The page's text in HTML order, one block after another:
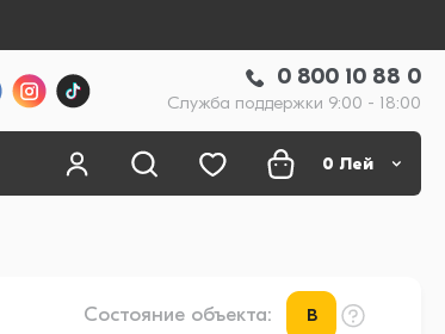
0 800 10 88 0
Служба поддержки 9:00 - 18:00
0 Лей
Состояние объекта: B